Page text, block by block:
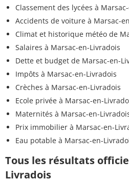
Classement des lycées à
Accidents de voiture à Marsac-
Climat et historique météo de
Salaires à Marsac-en-Livradois
Dette et budget de Marsac-en-
Impôts à Marsac-en-Livradois
Crèches à Marsac-en-Livradois
Ecole privée à Marsac-en-
Maternités à Marsac-en-
Prix immobilier à Marsac-en-
Eau potable à Marsac-en-
Tous les résultats
Livradois